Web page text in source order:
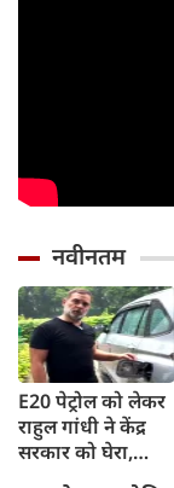
नवीनतम
E20 पेट्रोल को लेकर
राहुल गांधी ने केंद्र
सरकार को घेरा,